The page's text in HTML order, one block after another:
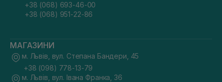
+38 (068) 693-46-00
+38 (068) 951-22-86
МАГАЗИНИ
м. Львів, вул. Степана Бандери, 45
+38 (098) 778-13-79
м. Львів, вул. Івана Франка, 36